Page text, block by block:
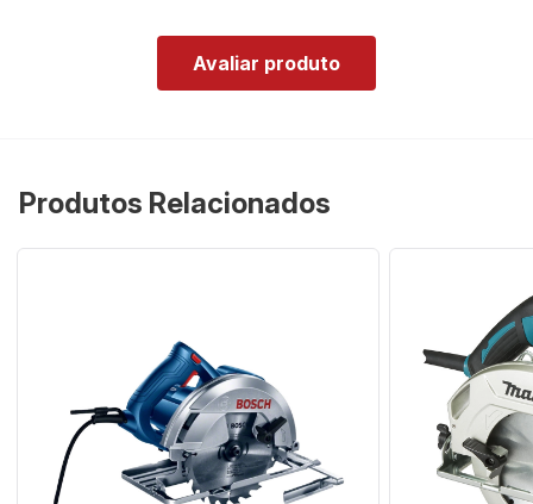
Avaliar produto
Produtos Relacionados